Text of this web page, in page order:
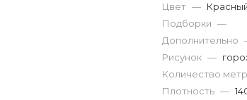
Цвет —
Подборки —
Дополнительно
Рисунок —
Количество
Плотность —